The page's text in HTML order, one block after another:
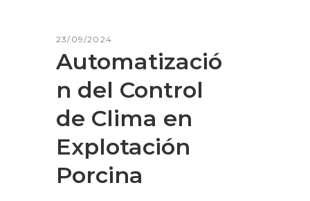
23/09/2024
Automatizació
n del Control
de Clima en
Explotación
Porcina